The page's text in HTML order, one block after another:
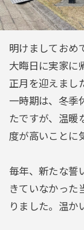
明けましておめ
大晦日に実家に
正月を迎えまし
一時期は、冬季
たですが、温暖
度が高いことに
毎年、新たな誓
きていなかった
りました。温か